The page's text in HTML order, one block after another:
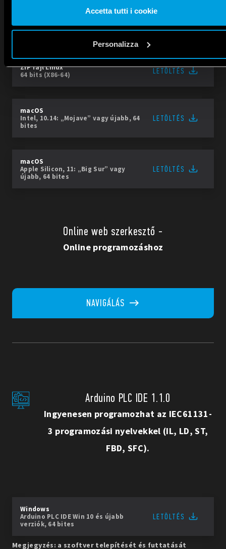
nostri cookie se continua ad utilizzare il nostro sito web.
Vai alla Cookie Policy completa
Accetta tutti i cookie
Personalizza
Linux
AppImage 64 bits (X86-64)
LETÖLTÉS
ZIP fájlLinux
64 bits (X86-64)
LETÖLTÉS
macOS
Intel, 10.14: „Mojave” vagy újabb, 64
bites
LETÖLTÉS
macOS
Apple Silicon, 11: „Big Sur” vagy
újabb, 64 bites
LETÖLTÉS
Online web szerkesztő -
Online programozáshoz
NAVIGÁLÁS
Arduino PLC IDE 1.1.0
Ingyenesen programozhat az IEC61131-
3 programozási nyelvekkel (IL, LD, ST,
FBD, SFC).
Windows
Arduino PLC IDE Win 10 és újabb
verziók, 64 bites
LETÖLTÉS
Megjegyzés: a szoftver telepítését és futtatását